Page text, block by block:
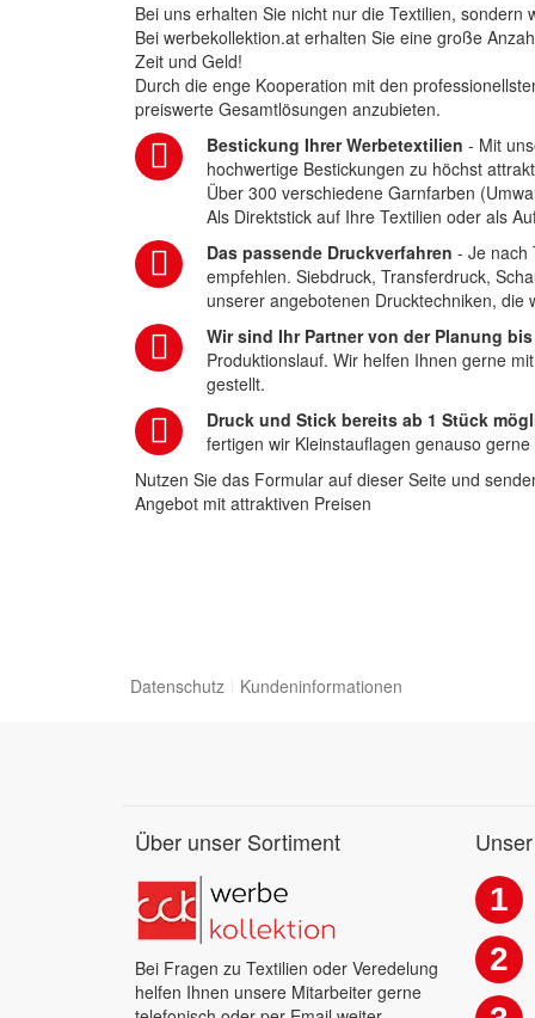
Bei uns erhalten Sie nicht nur die Textilien,
Bei werbekollektion.at erhalten Sie eine große
Zeit und Geld!
Durch die enge Kooperation mit den
preiswerte Gesamtlösungen anzubieten.
Bestickung Ihrer Werbetextilien - Mit
hochwertige Bestickungen zu höchst
Über 300 verschiedene Garnfarben
Als Direktstick auf Ihre Textilien oder als
Das passende Druckverfahren - Je nach
empfehlen. Siebdruck, Transferdruck,
unserer angebotenen Drucktechniken,
Wir sind Ihr Partner von der Planung
Produktionslauf. Wir helfen Ihnen gerne
gestellt.
Druck und Stick bereits ab 1 Stück
fertigen wir Kleinstauflagen genauso
Nutzen Sie das Formular auf dieser Seite und
Angebot mit attraktiven Preisen
Datenschutz Kundeninformationen
Über unser Sortiment
Bei Fragen zu Textilien oder Veredelung
helfen Ihnen unsere Mitarbeiter gerne
1
2